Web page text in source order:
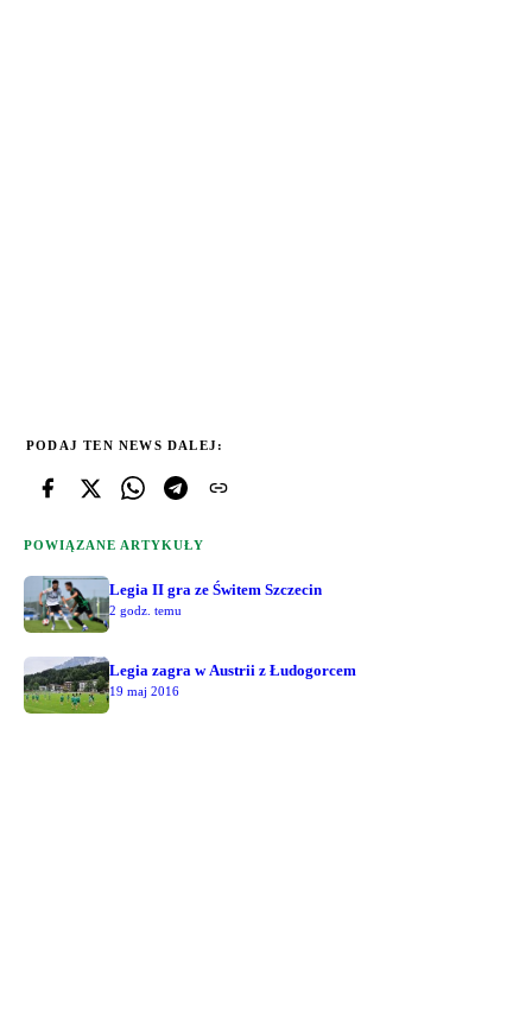
PODAJ TEN NEWS DALEJ:
POWIĄZANE ARTYKUŁY
Legia II gra ze Świtem Szczecin
2 godz. temu
Legia zagra w Austrii z Łudogorcem
19 maj 2016